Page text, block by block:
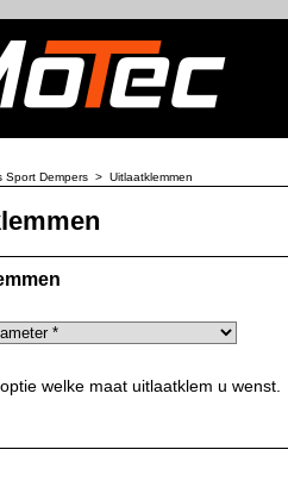
Sport Dempers > Uitlaatklemmen
welke maat uitlaatklem u wenst.